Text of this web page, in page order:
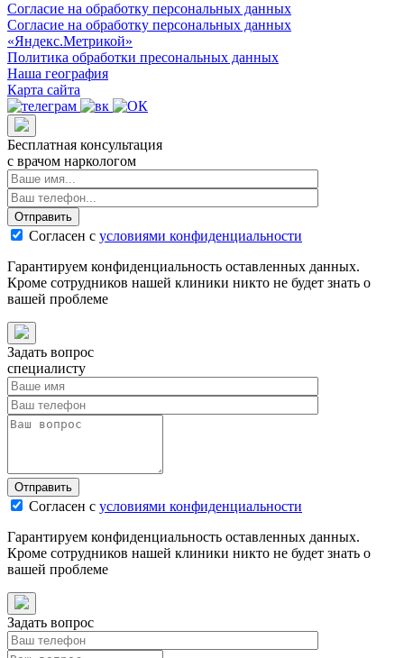
Согласие на обработку персональных данных
Согласие на обработку персональных данных
«Яндекс.Метрикой»
Политика обработки пресональных данных
Наша география
Карта сайта
Бесплатная консультация
с врачом наркологом
Отправить
Согласен с условиями конфиденциальности
Гарантируем конфиденциальность оставленных данных.
Кроме сотрудников нашей клиники никто не будет знать о
вашей проблеме
Задать вопрос
специалисту
Отправить
Согласен с условиями конфиденциальности
Гарантируем конфиденциальность оставленных данных.
Кроме сотрудников нашей клиники никто не будет знать о
вашей проблеме
Задать вопрос